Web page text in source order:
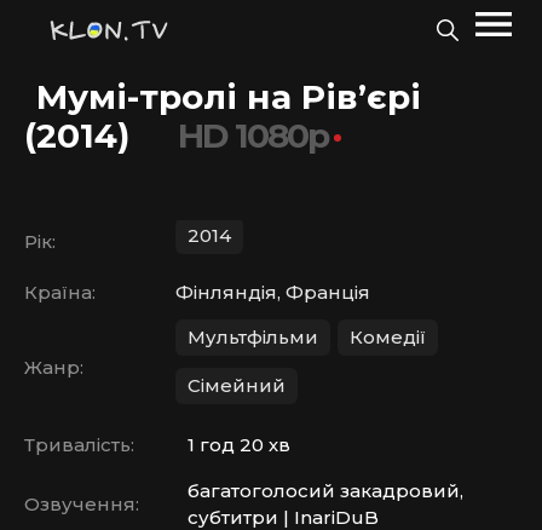
Мумі-тролі на Рів’єрі
(2014)
HD 1080p
Рік: 2014
Країна: Фінляндія, Франція
Жанр:
Мультфільми Комедії
Сімейний
Тривалість: 1 год 20 хв
Озвучення:
багатоголосий закадровий,
субтитри | InariDuB